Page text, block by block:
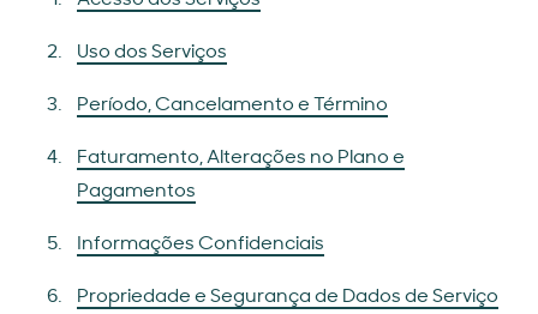
Uso dos Serviços
Período, Cancelamento e Término
Faturamento, Alterações no Plano e
Pagamentos
Informações Confidenciais
Propriedade e Segurança de Dados de Serviço